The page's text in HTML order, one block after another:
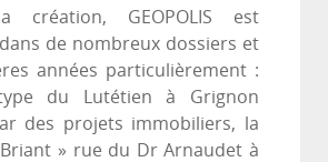
création, GEOPOLIS est
de nombreux dossiers et
années particulièrement :
du Lutétien à Grignon
des projets immobiliers, la
» rue du Dr Arnaudet à